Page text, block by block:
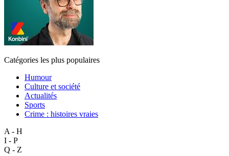
Catégories les plus populaires
Humour
Culture et société
Actualités
Sports
Crime : histoires vraies
A - H
I - P
Q - Z